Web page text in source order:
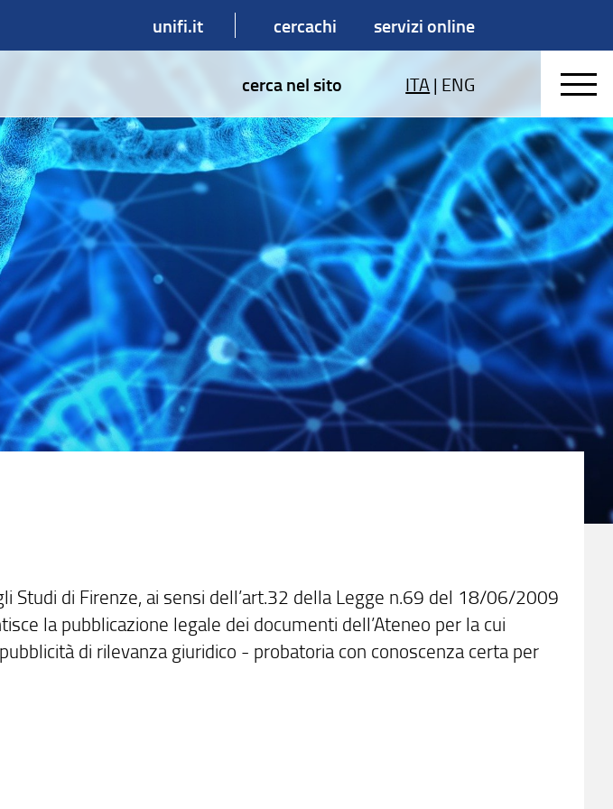
unifi.it cercachi servizi online
cerca nel sito ITA| ENG
Studi di Firenze, ai sensi dell’art.32 della Legge n.69 del 18/06/2009
la pubblicazione legale dei documenti dell’Ateneo per la cui
di rilevanza giuridico - probatoria con conoscenza certa per